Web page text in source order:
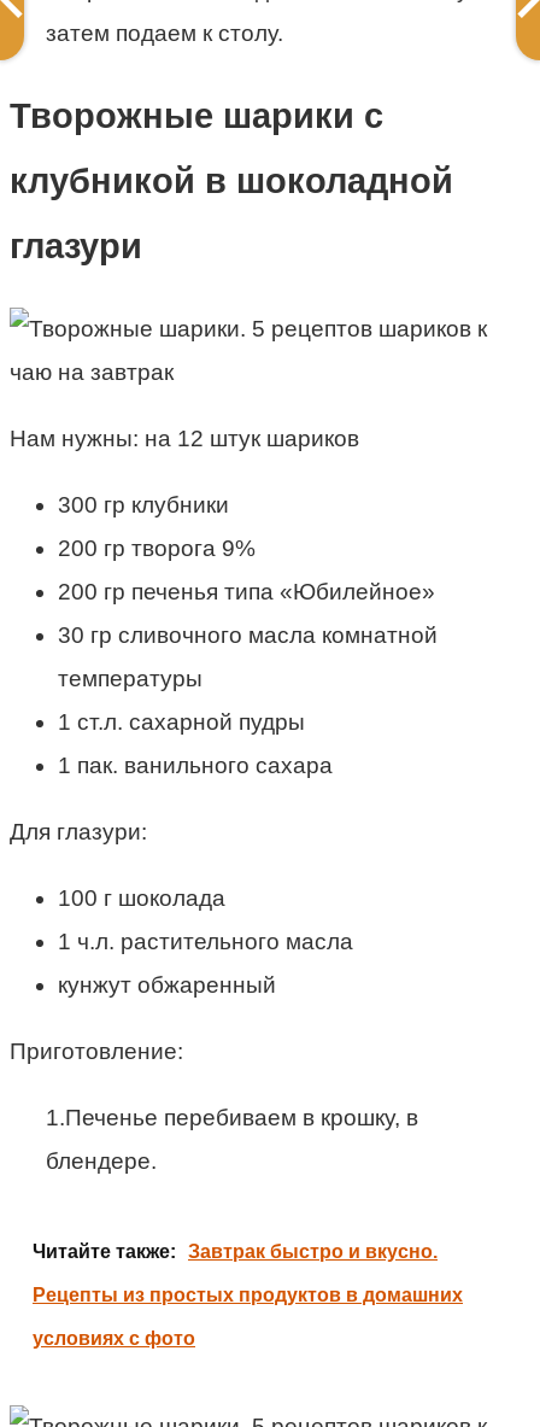
затем подаем к столу.
Творожные шарики с
клубникой в шоколадной
глазури
Нам нужны: на 12 штук шариков
300 гр клубники
200 гр творога 9%
200 гр печенья типа «Юбилейное»
30 гр сливочного масла комнатной
температуры
1 ст.л. сахарной пудры
1 пак. ванильного сахара
Для глазури:
100 г шоколада
1 ч.л. растительного масла
кунжут обжаренный
Приготовление:
1.Печенье перебиваем в крошку, в
блендере.
Читайте также: Завтрак быстро и вкусно.
Рецепты из простых продуктов в домашних
условиях с фото